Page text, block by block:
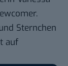
Sternchen
auf